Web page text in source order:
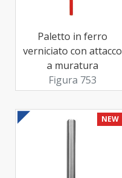
Paletto in ferro
verniciato con attacco
a muratura
Figura 753
NEW